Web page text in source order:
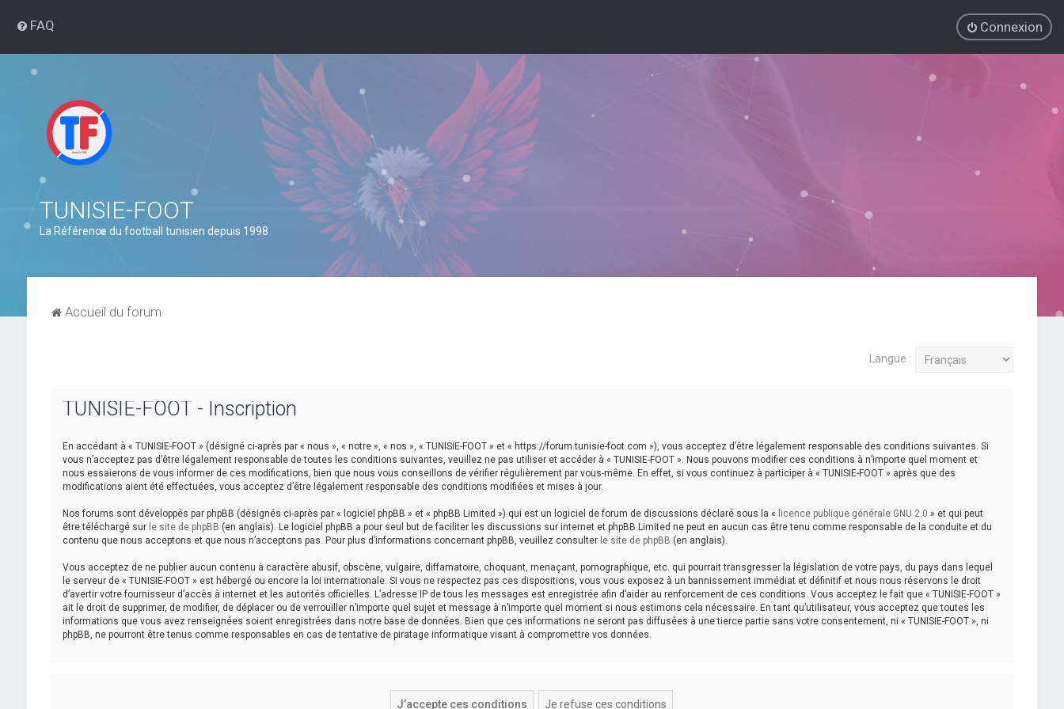
FAQ Connexion
TUNISIE-FOOT
La Référence du football tunisien depuis 1998
Accueil du forum
Langue :
TUNISIE-FOOT - Inscription
En accédant à « TUNISIE-FOOT » (désigné ci-après par « nous », « notre », « nos », « TUNISIE-FOOT » et « https://forum.tunisie-foot.com »), vous acceptez d’être légalement responsable des conditions suivantes. Si
vous n’acceptez pas d’être légalement responsable de toutes les conditions suivantes, veuillez ne pas utiliser et accéder à « TUNISIE-FOOT ». Nous pouvons modifier ces conditions à n’importe quel moment et
nous essaierons de vous informer de ces modifications, bien que nous vous conseillons de vérifier régulièrement par vous-même. En effet, si vous continuez à participer à « TUNISIE-FOOT » après que des
modifications aient été effectuées, vous acceptez d’être légalement responsable des conditions modifiées et mises à jour.
Nos forums sont développés par phpBB (désignés ci-après par « logiciel phpBB » et « phpBB Limited ») qui est un logiciel de forum de discussions déclaré sous la « licence publique générale GNU 2.0 » et qui peut
être téléchargé sur le site de phpBB (en anglais). Le logiciel phpBB a pour seul but de faciliter les discussions sur internet et phpBB Limited ne peut en aucun cas être tenu comme responsable de la conduite et du
contenu que nous acceptons et que nous n’acceptons pas. Pour plus d’informations concernant phpBB, veuillez consulter le site de phpBB (en anglais).
Vous acceptez de ne publier aucun contenu à caractère abusif, obscène, vulgaire, diffamatoire, choquant, menaçant, pornographique, etc. qui pourrait transgresser la législation de votre pays, du pays dans lequel
le serveur de « TUNISIE-FOOT » est hébergé ou encore la loi internationale. Si vous ne respectez pas ces dispositions, vous vous exposez à un bannissement immédiat et définitif et nous nous réservons le droit
d’avertir votre fournisseur d’accès à internet et les autorités officielles. L’adresse IP de tous les messages est enregistrée afin d’aider au renforcement de ces conditions. Vous acceptez le fait que « TUNISIE-FOOT »
ait le droit de supprimer, de modifier, de déplacer ou de verrouiller n’importe quel sujet et message à n’importe quel moment si nous estimons cela nécessaire. En tant qu’utilisateur, vous acceptez que toutes les
informations que vous avez renseignées soient enregistrées dans notre base de données. Bien que ces informations ne seront pas diffusées à une tierce partie sans votre consentement, ni « TUNISIE-FOOT », ni
phpBB, ne pourront être tenus comme responsables en cas de tentative de piratage informatique visant à compromettre vos données.